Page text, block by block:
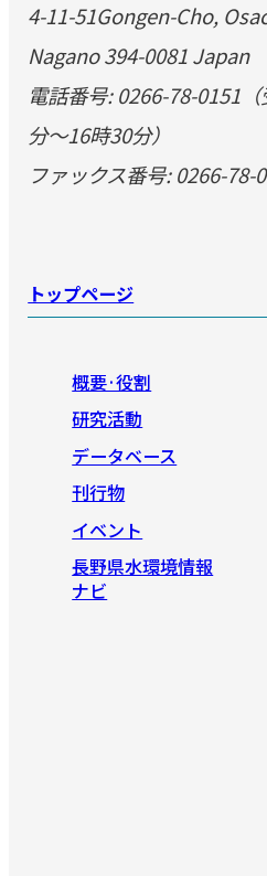
4-11-51Gongen-Cho,
Nagano 394-0081 Japan
電話番号: 0266-78-0151
分～16時30分）
ファックス番号: 0266-78-
トップページ
概要·役割
研究活動
データベース
刊行物
イベント
長野県水環境情報
ナビ